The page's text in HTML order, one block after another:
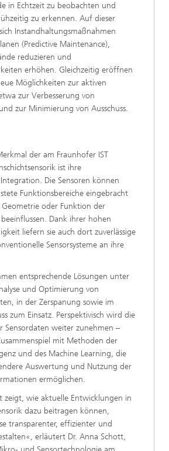
in Echtzeit zu beobachten und
zu erkennen. Auf dieser
Instandhaltungsmaßnahmen
(Predictive Maintenance),
reduzieren und
erhöhen. Gleichzeitig eröffnen
Möglichkeiten zur aktiven
zur Verbesserung von
zur Minimierung von Ausschuss.
der am Fraunhofer IST
ist ihre
Die Sensoren können
Funktionsbereiche eingebracht
oder Funktion der
Dank ihrer hohen
liefern sie auch dort zuverlässige
Sensorsysteme an ihre
entsprechende Lösungen unter
und Optimierung von
in der Zerspanung sowie im
zum Einsatz. Perspektivisch wird die
Sensordaten weiter zunehmen –
mit Methoden der
und des Machine Learning, die
Auswertung und Nutzung der
ermöglichen.
zeigt, wie aktuelle Entwicklungen in
dazu beitragen können,
transparenter, effizienter und
erläutert Dr. Anna Schott,